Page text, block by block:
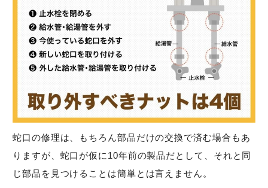
蛇口の修理は、もちろん部品だけの交換で済む場合もあ
りますが、蛇口が仮に10年前の製品だとして、それと同
じ部品を見つけることは簡単とは言えません。